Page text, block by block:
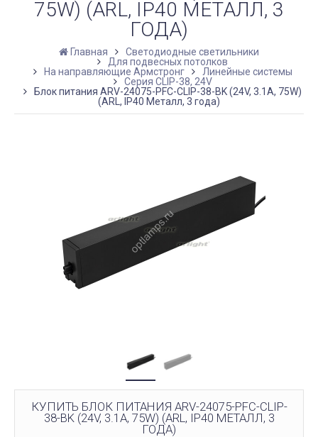
75W) (ARL, IP40 МЕТАЛЛ, 3
ГОДА)
Главная
Светодиодные светильники
Для подвесных потолков
На направляющие Армстронг
Линейные системы
Серия CLIP-38, 24V
Блок питания ARV-24075-PFC-CLIP-38-BK (24V, 3.1A, 75W)
(ARL, IP40 Металл, 3 года)
КУПИТЬ БЛОК ПИТАНИЯ ARV-24075-PFC-CLIP-
38-BK (24V, 3.1A, 75W) (ARL, IP40 МЕТАЛЛ, 3
ГОДА)